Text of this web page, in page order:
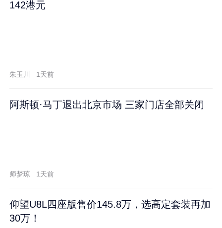
142港元
朱玉川 1天前
阿斯顿·马丁退出北京市场 三家门店全部关闭
师梦琼 1天前
仰望U8L四座版售价145.8万，选高定套装再加
30万！